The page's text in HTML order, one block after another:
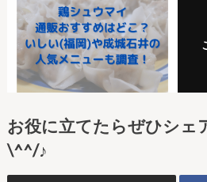
お役に立てたらぜひシェ
\^^/♪